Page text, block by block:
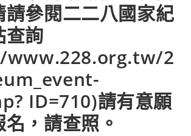
請參閱二二八國家紀
查詢
2
ID=710)請有意願
，請查照。